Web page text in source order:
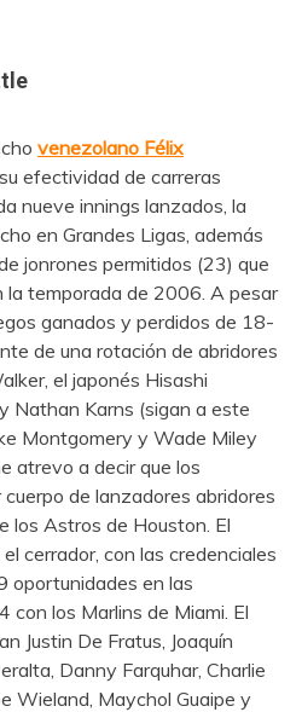
venezolano Félix
efectividad de carreras
nueve innings lanzados, la
en Grandes Ligas, además
jonrones permitidos (23) que
la temporada de 2006. A pesar
ganados y perdidos de 18-
de una rotación de abridores
el japonés Hisashi
Nathan Karns (sigan a este
Montgomery y Wade Miley
atrevo a decir que los
de lanzadores abridores
los Astros de Houston. El
cerrador, con las credenciales
oportunidades en las
los Marlins de Miami. El
Justin De Fratus, Joaquín
Danny Farquhar, Charlie
Wieland, Maychol Guaipe y